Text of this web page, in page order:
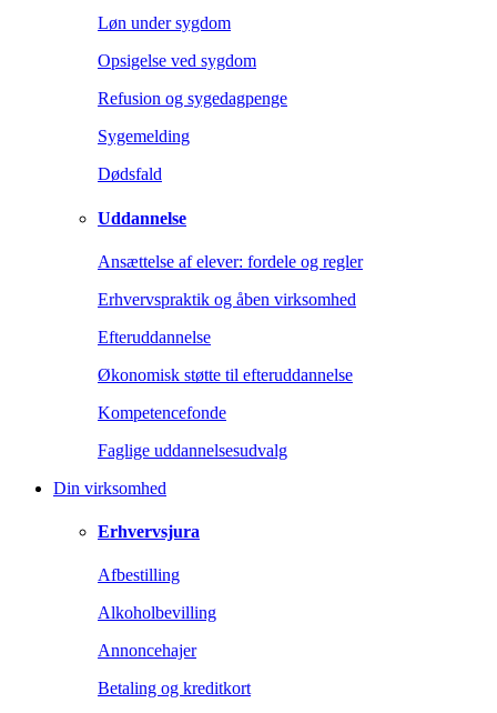
Løn under sygdom
Opsigelse ved sygdom
Refusion og sygedagpenge
Sygemelding
Dødsfald
Uddannelse
Ansættelse af elever: fordele og regler
Erhvervspraktik og åben virksomhed
Efteruddannelse
Økonomisk støtte til efteruddannelse
Kompetencefonde
Faglige uddannelsesudvalg
Din virksomhed
Erhvervsjura
Afbestilling
Alkoholbevilling
Annoncehajer
Betaling og kreditkort